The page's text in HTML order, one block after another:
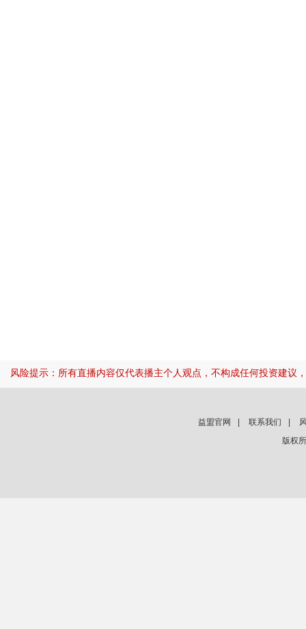
风险提示：所有直播内容仅代表播主个人观点，不构成任何投资建议
益盟官网 联系我们
版权